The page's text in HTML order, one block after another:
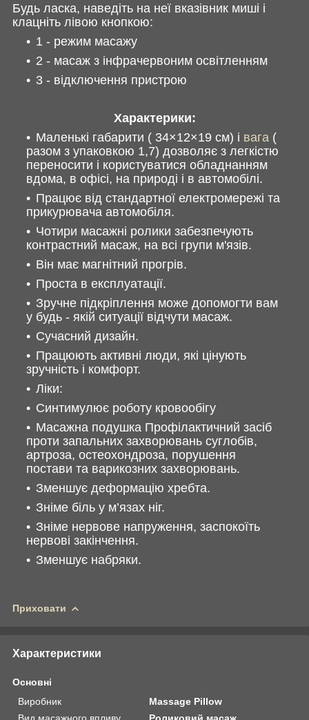
Будь ласка, наведіть на неї вказівник миші і
клацніть лівою кнопкою:
1 - режим масажу
2 - масаж з інфрачервоним освітленням
3 - відключення пристрою
Характерики:
Маленькі габарити ( 34×12×19 см) і вага (
разом з упаковкою 1,7) дозволяє з легкістю
переносити і користуватися обладнанням
вдома, в офісі, на природі і в автомобілі.
Працює від стандартної електромережі та
прикурювача автомобіля.
Чотири масажні ролики забезпечують
контрастний масаж, на всі групи м'язів.
Він має магнітний прогрів.
Проста в експлуатації.
Зручне підкріплення може допомогти вам
у будь - якій ситуації відчути масаж.
Сучасний дизайн.
Працюють активні люди, які цінують
зручність і комфорт.
Ліки:
Синтимулює роботу кровообігу
Масажна подушка Профілактичний засіб
проти запальних захворювань суглобів,
артроза, остеохондроза, порушення
постави та варикозних захворювань.
Зменшує деформацію хребта.
Зніме біль у м’язах ніг.
Зніме нервове напруження, заспокоїть
нервові закінчення.
Зменшує набряки.
Приховати
Характеристики
Основні
Виробник
Massage Pillow
Вид масажного впливу
Роликовий масаж,